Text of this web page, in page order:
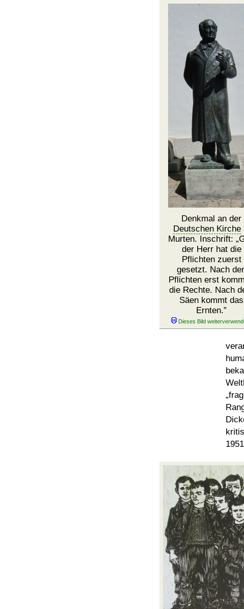
Denkmal an der
Deutschen Kirche
Murten. Inschrift:
der Herr hat die
Pflichten zuerst
gesetzt. Nach
Pflichten erst
die Rechte. Nach
Säen kommt das
Ernten.